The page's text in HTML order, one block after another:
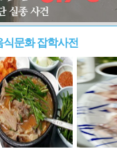
문화 잡학사전